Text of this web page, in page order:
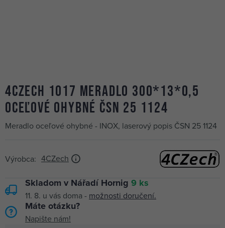
4CZech 1017 meradlo 300*13*0,5
oceľové ohybné ČSN 25 1124
Meradlo oceľové ohybné - INOX, laserový popis ČSN 25 1124
Výrobca: 4CZech
Skladom v Nářadí Hornig 9 ks
11. 8. u vás doma - možnosti doručení.
Máte otázku?
Napište nám!